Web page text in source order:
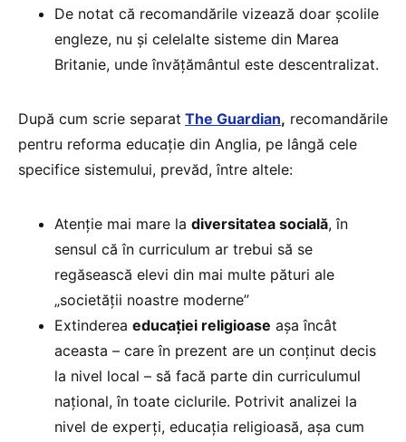
De notat că recomandările vizează doar școlile
engleze, nu și celelalte sisteme din Marea
Britanie, unde învățământul este descentralizat.
După cum scrie separat The Guardian, recomandările
pentru reforma educație din Anglia, pe lângă cele
specifice sistemului, prevăd, între altele:
Atenție mai mare la diversitatea socială, în
sensul că în curriculum ar trebui să se
regăsească elevi din mai multe pături ale
„societății noastre moderne”
Extinderea educației religioase așa încât
aceasta – care în prezent are un conținut decis
la nivel local – să facă parte din curriculumul
național, în toate ciclurile. Potrivit analizei la
nivel de experți, educația religioasă, așa cum